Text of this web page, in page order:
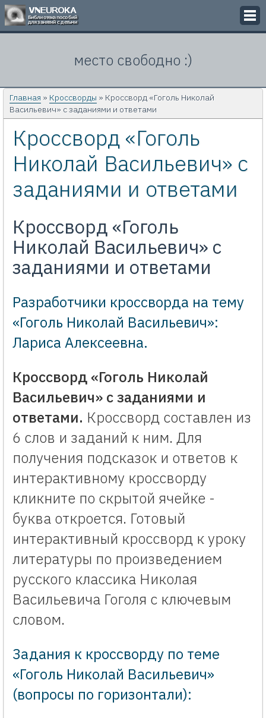
Кроссворды
Презентации
Задачи
Картинки
Контакты
место свободно :)
Главная » Кроссворды » Кроссворд «Гоголь Николай
Васильевич» с заданиями и ответами
Кроссворд «Гоголь
Николай Васильевич» с
заданиями и ответами
Кроссворд «Гоголь
Николай Васильевич» с
заданиями и ответами
Разработчики кроссворда на тему
«Гоголь Николай Васильевич»:
Лариса Алексеевна.
Кроссворд «Гоголь Николай
Васильевич» с заданиями и
ответами. Кроссворд составлен из
6 слов и заданий к ним. Для
получения подсказок и ответов к
интерактивному кроссворду
кликните по скрытой ячейке -
буква откроется. Готовый
интерактивный кроссворд к уроку
литературы по произведением
русского классика Николая
Васильевича Гоголя с ключевым
словом.
Задания к кроссворду по теме
«Гоголь Николай Васильевич»
(вопросы по горизонтали):